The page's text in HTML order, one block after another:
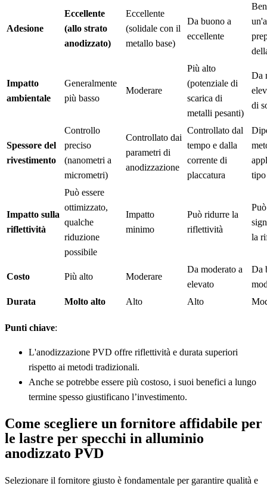
Adesione
Eccellente
(allo strato
anodizzato)
Eccellente
(solidale con il
metallo base)
Da buono a
eccellente
Impatto
ambientale
Generalmente
più basso
Moderare
Più alto
(potenziale di
scarica di
metalli pesanti)
Da
di
Spessore del
rivestimento
Controllo
preciso
(nanometri a
micrometri)
Controllato dai
parametri di
anodizzazione
Controllato dal
tempo e dalla
corrente di
placcatura
Impatto sulla
riflettività
Può essere
ottimizzato,
qualche
riduzione
possibile
Impatto
minimo
Può ridurre la
riflettività
la
Costo Più alto Moderare
Da moderato a
elevato
Da
Durata
Molto alto Alto Alto
Punti chiave:
L'anodizzazione PVD offre riflettività e durata superiori
rispetto ai metodi tradizionali.
Anche se potrebbe essere più costoso, i suoi benefici a lungo
termine spesso giustificano l’investimento.
Come scegliere un fornitore affidabile per
le lastre per specchi in alluminio
anodizzato PVD
Selezionare il fornitore giusto è fondamentale per garantire qualità e